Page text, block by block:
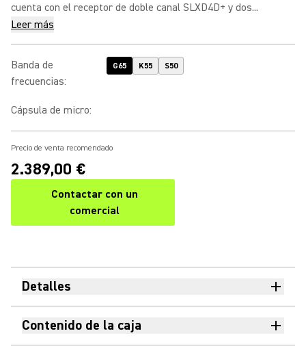
cuenta con el receptor de doble canal SLXD4D+ y dos...
Leer más
Banda de
frecuencias:
G65 K55 S50
Cápsula de micro:
Precio de venta recomendado
2.389,00 €
Contactar con un
comercial
Detalles
Contenido de la caja